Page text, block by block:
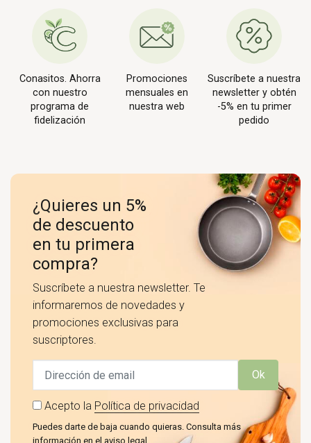
Conasitos. Ahorra
con nuestro
programa de
fidelización
Promociones
mensuales en
nuestra web
Suscríbete a nuestra
newsletter y obtén
-5% en tu primer
pedido
¿Quieres un 5%
de descuento
en tu primera
compra?
Suscríbete a nuestra newsletter. Te
informaremos de novedades y
promociones exclusivas para
suscriptores.
Ok
Acepto la Política de privacidad
Puedes darte de baja cuando quieras. Consulta más
información en el aviso legal